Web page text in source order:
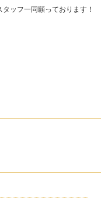
ッフ一同願っております！